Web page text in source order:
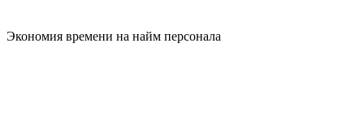
Экономия времени на найм персонала